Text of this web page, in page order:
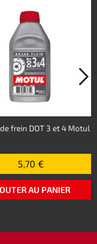
frein DOT 3 et 4 Motul
5,70 €
AU PANIER